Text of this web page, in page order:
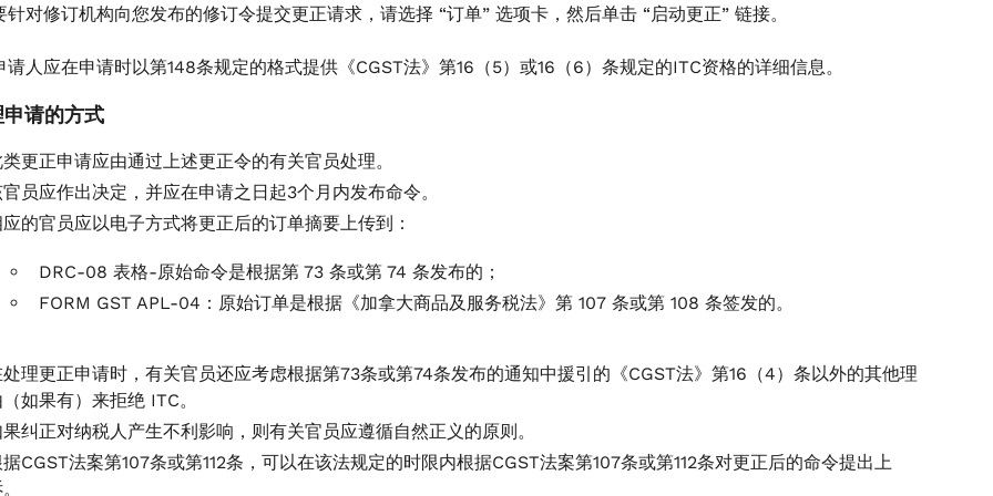
针对修订机构向您发布的修订令提交更正请求，请选择 “订单” 选项卡，然后单击 “启动更正” 链接。
请人应在申请时以第148条规定的格式提供《CGST法》第16（5）或16（6）条规定的ITC资格的详细信息。
请的方式
更正申请应由通过上述更正令的有关官员处理。
员应作出决定，并应在申请之日起3个月内发布命令。
的官员应以电子方式将更正后的订单摘要上传到：
DRC-08 表格-原始命令是根据第 73 条或第 74 条发布的；
FORM GST APL-04：原始订单是根据《加拿大商品及服务税法》第 107 条或第 108 条签发的。
理更正申请时，有关官员还应考虑根据第73条或第74条发布的通知中援引的《CGST法》第16（4）条以外的其他理
如果有）来拒绝 ITC。
纠正对纳税人产生不利影响，则有关官员应遵循自然正义的原则。
CGST法案第107条或第112条，可以在该法规定的时限内根据CGST法案第107条或第112条对更正后的命令提出上